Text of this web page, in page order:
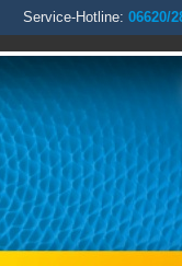
Service-Hotline: 06620/